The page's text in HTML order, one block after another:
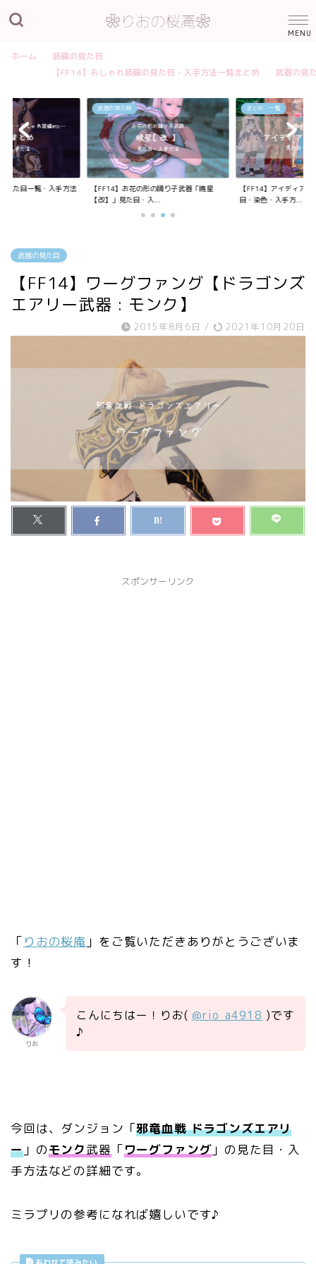
ホーム
装備の見た目
【FF14】おしゃれ装備の見た目・入手方法一覧まとめ
武器の見
見た目一覧・入手方法
武器の見た目
【FF14】お花の形の踊り子武器「暁星
【改】」見た目・入...
まとめ・一覧
【FF14】アイディア
目・染色・入手方...
武器の見た目
【FF14】ワーグファング【ドラゴンズ
エアリー武器 : モンク】
2015年8月6日 / 2021年10月20日
スポンサーリンク
「 りおの桜庵 」をご覧いただきありがとうございま
す！
りお
こんにちはー！りお( @rio_a4918 )です
♪
今回は、ダンジョン「邪竜血戦 ドラゴンズエアリ
ー」のモンク武器 「ワーグファング 」の見た目・入
手方法などの詳細です。
ミラプリの参考になれば嬉しいです♪